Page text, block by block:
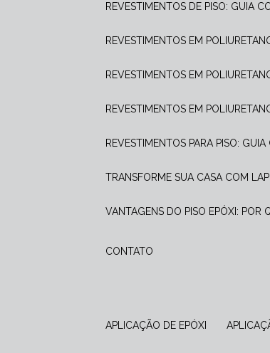
REVESTIMENTOS DE PISO: GUIA
REVESTIMENTOS EM
REVESTIMENTOS EM
REVESTIMENTOS EM
REVESTIMENTOS PARA PISO:
TRANSFORME SUA CASA COM
VANTAGENS DO PISO EPÓXI:
CONTATO
APLICAÇÃO DE EPÓXI